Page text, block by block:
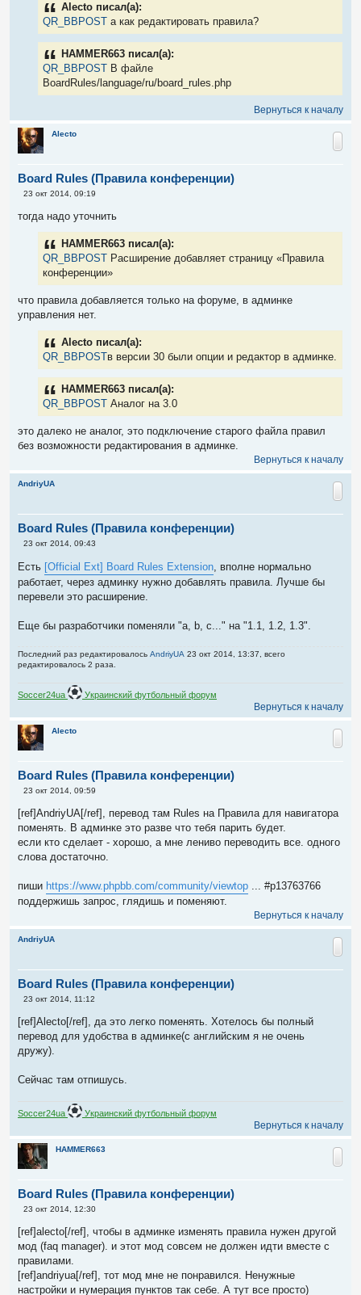
Alecto писал(а):
QR_BBPOST а как редактировать правила?
HAMMER663 писал(а):
QR_BBPOST В файле
BoardRules/language/ru/board_rules.php
Вернуться к началу
Alecto
Board Rules (Правила конференции)
С
б
23 окт 2014, 09:19
тогда надо уточнить
HAMMER663 писал(а):
QR_BBPOST Расширение добавляет страницу «Правила
конференции»
что правила добавляется только на форуме, в админке
управления нет.
Alecto писал(а):
QR_BBPOSTв версии 30 были опции и редактор в админке.
HAMMER663 писал(а):
QR_BBPOST Аналог на 3.0
это далеко не аналог, это подключение старого файла правил
без возможности редактирования в админке.
Вернуться к началу
AndriyUA
Board Rules (Правила конференции)
С
о
б
щ
н
е
23 окт 2014, 09:43
Есть [Official Ext] Board Rules Extension , вполне нормально
работает, через админку нужно добавлять правила. Лучше бы
перевели это расширение.
Еще бы разработчики поменяли "a, b, c..." на "1.1, 1.2, 1.3".
Последний раз редактировалось AndriyUA 23 окт 2014, 13:37, всего
редактировалось 2 раза.
Soccer24ua Украинский футбольный форум
Вернуться к началу
Alecto
Board Rules (Правила конференции)
С
б
щ
н
и
23 окт 2014, 09:59
[ref]AndriyUA[/ref], перевод там Rules на Правила для навигатора
поменять. В админке это разве что тебя парить будет.
если кто сделает - хорошо, а мне лениво переводить все. одного
слова достаточно.
пиши https://www.phpbb.com/community/viewtop ... #p13763766
поддержишь запрос, глядишь и поменяют.
Вернуться к началу
AndriyUA
Board Rules (Правила конференции)
С
б
щ
н
е
23 окт 2014, 11:12
[ref]Alecto[/ref], да это легко поменять. Хотелось бы полный
перевод для удобства в админке(с английским я не очень
дружу).
Cейчас там отпишусь.
Soccer24ua Украинский футбольный форум
Вернуться к началу
HAMMER663
Board Rules (Правила конференции)
С
б
щ
н
и
23 окт 2014, 12:30
[ref]alecto[/ref], чтобы в админке изменять правила нужен другой
мод (faq manager). и этот мод совсем не должен идти вместе с
правилами.
[ref]andriyua[/ref], тот мод мне не понравился. Ненужные
настройки и нумерация пунктов так себе. А тут все просто)